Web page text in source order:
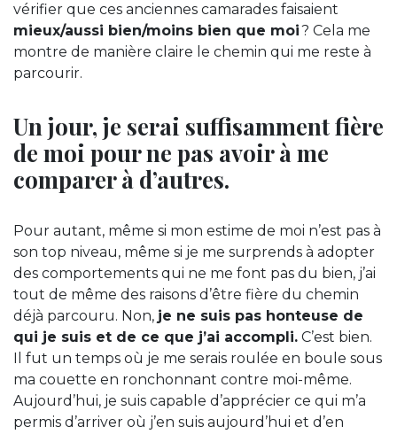
vérifier que ces anciennes camarades faisaient
mieux/aussi bien/moins bien que moi? Cela me
montre de manière claire le chemin qui me reste à
parcourir.
Un jour, je serai suffisamment fière
de moi pour ne pas avoir à me
comparer à d’autres.
Pour autant, même si mon estime de moi n’est pas à
son top niveau, même si je me surprends à adopter
des comportements qui ne me font pas du bien, j’ai
tout de même des raisons d’être fière du chemin
déjà parcouru. Non, je ne suis pas honteuse de
qui je suis et de ce que j’ai accompli. C’est bien.
Il fut un temps où je me serais roulée en boule sous
ma couette en ronchonnant contre moi-même.
Aujourd’hui, je suis capable d’apprécier ce qui m’a
permis d’arriver où j’en suis aujourd’hui et d’en